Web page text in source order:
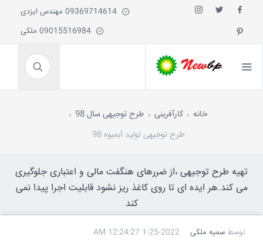
خانه کارآفرینی
طرح توجیهی سال 98
طرح توجیهی تولید آبمیوه 98
تهیه طرح توجیهی ،از ضررهای هنگفت مالی و اعتباری جلوگیری
می کند.هر ایده ای تا روی کاغذ ریز نشود قابلیت اجرا پیدا نمی
کند
توسط سمیه ملکی
1-25-2022 12:24:27 AM